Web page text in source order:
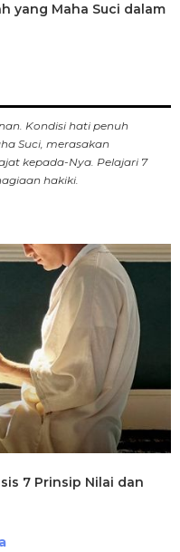
yang Maha Suci dalam
Kondisi hati penuh
Suci, merasakan
kepada-Nya. Pelajari 7
hakiki.
7 Prinsip Nilai dan